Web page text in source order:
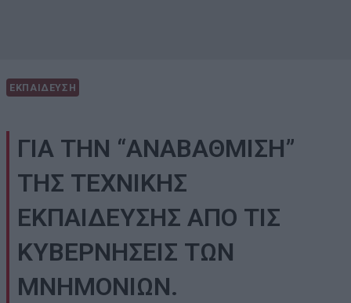
ΕΚΠΑΙΔΕΥΣΗ
ΓΙΑ ΤΗΝ “ΑΝΑΒΑΘΜΙΣΗ”
ΤΗΣ ΤΕΧΝΙΚΗΣ
ΕΚΠΑΙΔΕΥΣΗΣ ΑΠΟ ΤΙΣ
ΚΥΒΕΡΝΗΣΕΙΣ ΤΩΝ
ΜΝΗΜΟΝΙΩΝ.